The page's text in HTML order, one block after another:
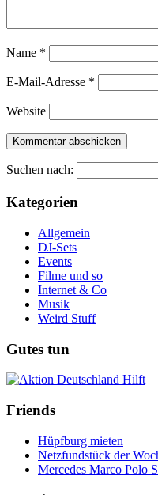
Name *
E-Mail-Adresse *
Website
Suchen nach:
Kategorien
Allgemein
DJ-Sets
Events
Filme und so
Internet & Co
Musik
Weird Stuff
Gutes tun
Friends
Hüpfburg mieten
Netzfundstück der
Mercedes Marco Polo